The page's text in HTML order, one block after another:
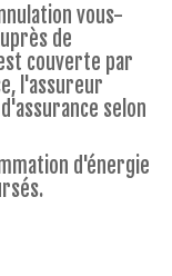
vous-
de
couverte par
l'assureur
selon
d'énergie